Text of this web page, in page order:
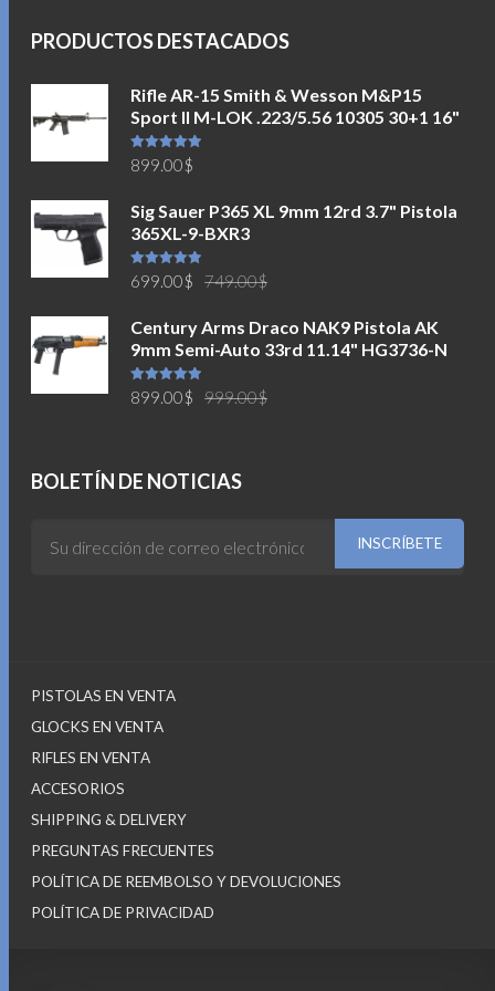
PRODUCTOS DESTACADOS
Rifle AR-15 Smith & Wesson M&P15
Sport II M-LOK .223/5.56 10305 30+1 16"
Valorado en
5.00de 5
899.00$
Sig Sauer P365 XL 9mm 12rd 3.7" Pistola
365XL-9-BXR3
Valorado en
5.00de 5 749.00$
original
era:
699.00$
actual
es:
Century Arms Draco NAK9 Pistola AK
9mm Semi-Auto 33rd 11.14" HG3736-N
Valorado en
5.00de 5 999.00$
899.00$
BOLETÍN DE NOTICIAS
PISTOLAS EN VENTA
GLOCKS EN VENTA
RIFLES EN VENTA
ACCESORIOS
SHIPPING & DELIVERY
PREGUNTAS FRECUENTES
POLÍTICA DE REEMBOLSO Y DEVOLUCIONES
POLÍTICA DE PRIVACIDAD